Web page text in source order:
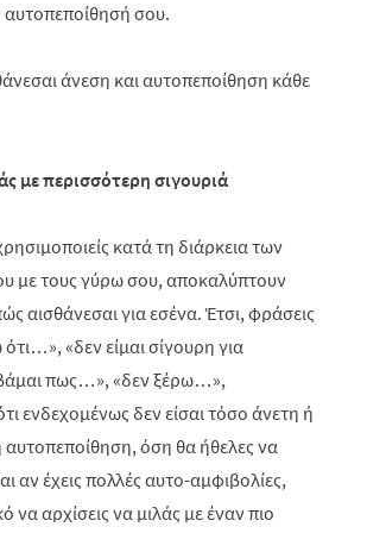
σου.
με περισσότερη σιγουριά
κατά τη διάρκεια των
με τους γύρω σου, αποκαλύπτουν
αισθάνεσαι για εσένα. Έτσι, φράσεις
«δεν είμαι σίγουρη για
πως…», «δεν ξέρω…»,
ενδεχομένως δεν είσαι τόσο άνετη ή
αυτοπεποίθηση, όση θα ήθελες να
αν έχεις πολλές αυτο-αμφιβολίες,
να αρχίσεις να μιλάς με έναν πιο